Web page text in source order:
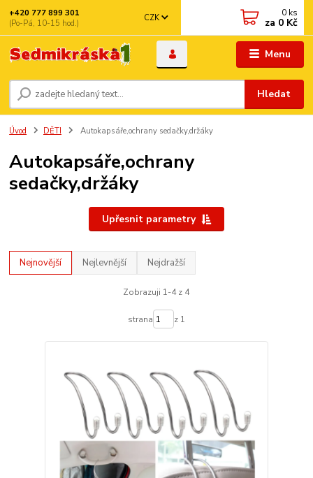
Menu
CZK
Hledat
+420 777 899 301
(Po-Pá, 10-15 hod.)
0 ks
za 0 Kč
Úvod DĚTI Autokapsáře,ochrany sedačky,držáky
Autokapsáře,ochrany
sedačky,držáky
Upřesnit parametry
Nejnovější Nejlevnější Nejdražší
Zobrazuji 1-4 z 4
strana z 1